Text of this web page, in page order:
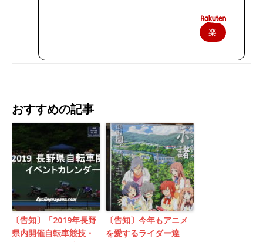
楽
おすすめの記事
〔告知〕「2019年長野
県内開催自転車競技・
〔告知〕今年もアニメ
を愛するライダー達